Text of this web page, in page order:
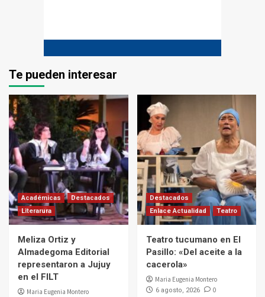
Te pueden interesar
Académicas
Destacados
Literarura
Meliza Ortiz y
Almadegoma Editorial
representaron a Jujuy
en el FILT
Maria Eugenia Montero
Destacados
Enlace Actualidad
Teatro
Teatro tucumano en El
Pasillo: «Del aceite a la
cacerola»
Maria Eugenia Montero
6 agosto, 2026 0